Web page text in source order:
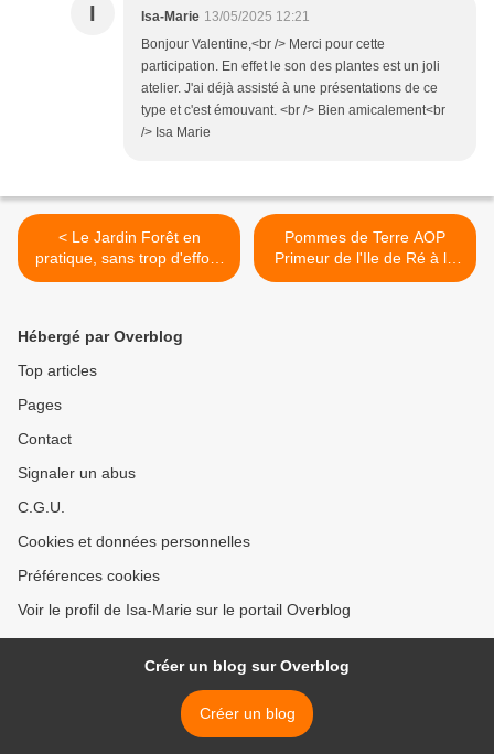
I Isa-Marie 13/05/2025 12:21
Bonjour Valentine,<br /> Merci pour cette
participation. En effet le son des plantes est un joli
atelier. J'ai déjà assisté à une présentations de ce
type et c'est émouvant. <br /> Bien amicalement<br
/> Isa Marie
< Le Jardin Forêt en
pratique, sans trop d'effort,
de Rémi Kulik
Pommes de Terre AOP
Primeur de l'Ile de Ré à la
Sauge et au Romarin >
Hébergé par Overblog
Top articles
Pages
Contact
Signaler un abus
C.G.U.
Cookies et données personnelles
Préférences cookies
Voir le profil de Isa-Marie sur le portail Overblog
Créer un blog sur Overblog
Créer un blog